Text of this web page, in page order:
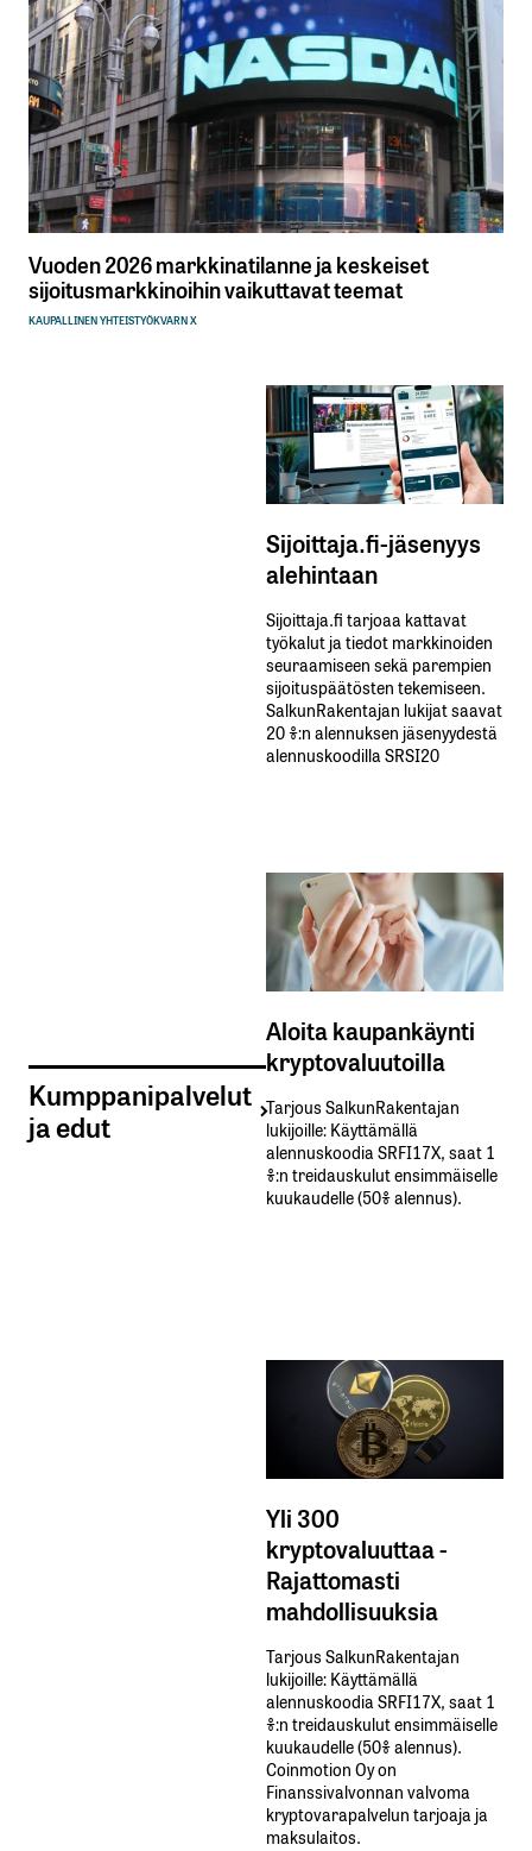
Vuoden 2026 markkinatilanne ja keskeiset
sijoitusmarkkinoihin vaikuttavat teemat
KAUPALLINEN YHTEISTYÖKVARN X
Kumppanipalvelut
ja edut
Sijoittaja.fi-jäsenyys
alehintaan
Sijoittaja.fi tarjoaa kattavat
työkalut ja tiedot markkinoiden
seuraamiseen sekä parempien
sijoituspäätösten tekemiseen.
SalkunRakentajan lukijat saavat
20 %:n alennuksen jäsenyydestä
alennuskoodilla SRSI20
Aloita kaupankäynti
kryptovaluutoilla
Tarjous SalkunRakentajan
lukijoille: Käyttämällä​ ​
alennuskoodia​ ​SRFI17X,​ ​saat​ ​1
%:n treidauskulut​ ​ensimmäiselle​ ​
kuukaudelle​ ​(50%​ ​alennus).
Yli 300
kryptovaluuttaa -
Rajattomasti
mahdollisuuksia
Tarjous SalkunRakentajan
lukijoille: Käyttämällä​ ​
alennuskoodia​ ​SRFI17X,​ ​saat​ ​1
%:n treidauskulut​ ​ensimmäiselle​ ​
kuukaudelle​ ​(50%​ ​alennus).
Coinmotion Oy on
Finanssivalvonnan valvoma
kryptovarapalvelun tarjoaja ja
maksulaitos.